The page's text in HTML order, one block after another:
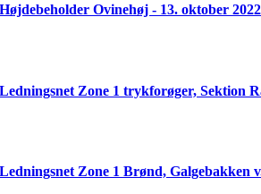
Ovinehøj - 13. oktober 2022
Zone 1 trykforøger, Sektion
Zone 1 Brønd, Galgebakken